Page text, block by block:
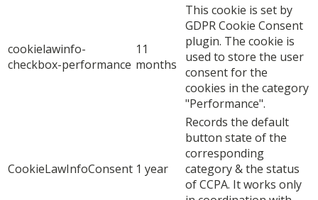
cookielawinfo-
checkbox-performance
11
months
This cookie is set by
GDPR Cookie Consent
plugin. The cookie is
used to store the user
consent for the
cookies in the category
"Performance".
CookieLawInfoConsent 1 year
Records the default
button state of the
corresponding
category & the status
of CCPA. It works only